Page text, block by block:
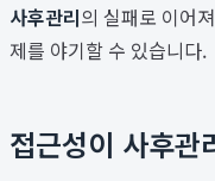
사후관리의 실패로 이어
제를 야기할 수 있습니다.
접근성이 사후관